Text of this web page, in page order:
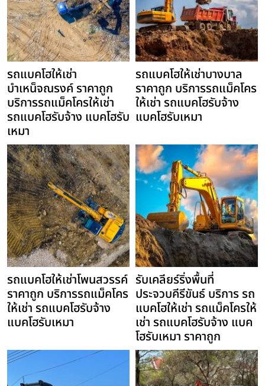
รถแบคโฮให้เช่า
บำเหน็จณรงค์ ราคาถูก
บริการรถแม็คโครให้เช่า
รถแบคโฮรับจ้าง แบคโฮรับ
เหมา
รถแบคโฮให้เช่าบางบาล
ราคาถูก บริการรถแม็คโคร
ให้เช่า รถแบคโฮรับจ้าง
แบคโฮรับเหมา
รถแบคโฮให้เช่าโพนสวรรค์
ราคาถูก บริการรถแม็คโคร
ให้เช่า รถแบคโฮรับจ้าง
แบคโฮรับเหมา
รับเคลียร์ริ่งพื้นที่
ประจวบคีรีขันธ์ บริการ รถ
แบคโฮให้เช่า รถแม็คโครให้
เช่า รถแบคโฮรับจ้าง แบค
โฮรับเหมา ราคาถูก